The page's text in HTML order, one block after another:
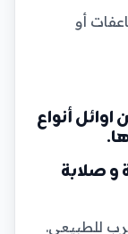
أو
أنواع
و صلابة
للطبيعي.